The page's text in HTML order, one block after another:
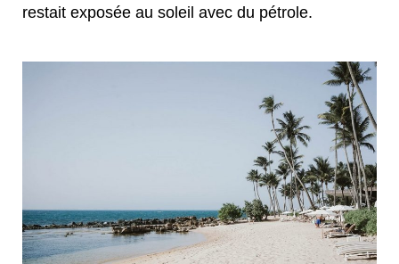
restait exposée au soleil avec du pétrole.